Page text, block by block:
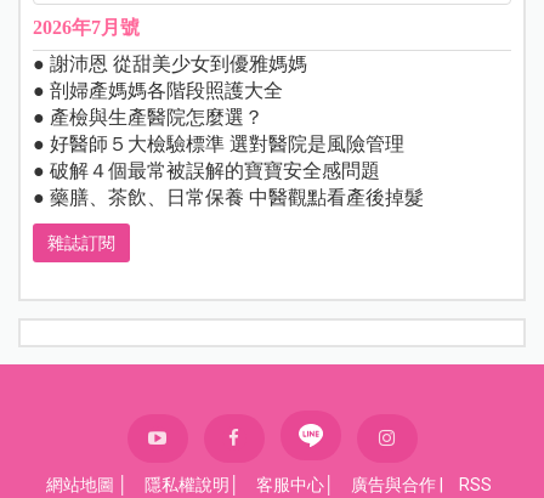
2026年7月號
● 謝沛恩 從甜美少女到優雅媽媽
● 剖婦產媽媽各階段照護大全
● 產檢與生產醫院怎麼選？
● 好醫師５大檢驗標準 選對醫院是風險管理
● 破解４個最常被誤解的寶寶安全感問題
● 藥膳、茶飲、日常保養 中醫觀點看產後掉髮
雜誌訂閱
網站地圖 隱私權說明 客服中心 廣告與合作 RSS